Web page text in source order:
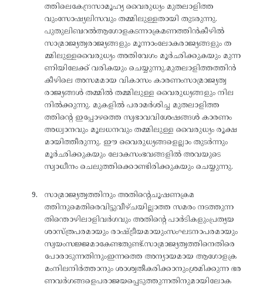
ത്തിലെകേന്ദ്രസാമൂഹ്യ വൈരുധ്യം മുതലാളിത്ത
വുംസോഷ്യലിസവും തമ്മിലുള്ളതായി തുടരുന്നു.
പുതുലിബറൽആഗോളകടന്നാക്രമണത്തിൻകീഴിൽ
സാമ്രാജ്യത്വരാജ്യങ്ങളും മൂന്നാംലോകരാജ്യങ്ങളും ത
മ്മിലുള്ളവൈരുധ്യം അതിവേഗം മൂർഛിക്കുകയും മുന്ന
ണിയിലേക്ക് വരികയും ചെയ്യുന്നു.മുതലാളിത്തത്തിൻ
കീഴിലെ അസമമായ വികാസം കാരണംസാമ്രാജ്യത്വ
രാജ്യങ്ങൾ തമ്മിൽ തമ്മിലുള്ള വൈരുധ്യങ്ങളും നില
നിൽക്കുന്നു. മുകളിൽ പരാമർശിച്ച മുതലാളിത്ത
ത്തിന്റെ ഇപ്പോഴത്തെ സ്വഭാവവിശേഷങ്ങൾ കാരണം
അധ്വാനവും മൂലധനവും തമ്മിലുള്ള വൈരുധ്യം രൂക്ഷ
മായിത്തീരുന്നു. ഈ വൈരുധ്യങ്ങളെല്ലാം തുടർന്നും
മൂർഛിക്കുകയും ലോകസംഭവങ്ങളിൽ അവയുടെ
സ്വാധീനം ചെലുത്തിക്കൊണ്ടിരിക്കുകയും ചെയ്യുന്നു.
സാമ്രാജ്യത്വത്തിനും അതിന്റെചൂഷണക്രമ
ത്തിനുമെതിരെവിട്ടുവീഴ്ചയില്ലാത്ത സമരം നടത്തുന്ന
തിന്തൊഴിലാളിവർഗവും അതിന്റെ പാർടികളുംപ്രത്യയ
ശാസ്ത്രപരമായും രാഷ്ട്രീയമായുംസംഘടനാപരമായും
സ്വയംസജ്ജമാകേണ്ടതുണ്ട്.സാമ്രാജ്യത്വത്തിനെതിരെ
പോരാടുന്നതിനുംഇന്നത്തെ അന്യായമായ ആഗോളക്ര
മംനിലനിർത്താനും ശാശ്വതീകരിക്കാനുംശ്രമിക്കുന്ന ഭര
ണവർഗങ്ങളെപരാജയപ്പെടുത്തുന്നതിനുമായിലോക